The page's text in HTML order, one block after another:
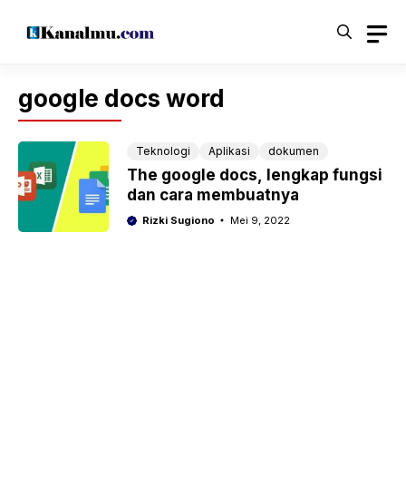
google docs word
Teknologi Aplikasi dokumen
The google docs, lengkap fungsi
dan cara membuatnya
Rizki Sugiono Mei 9, 2022